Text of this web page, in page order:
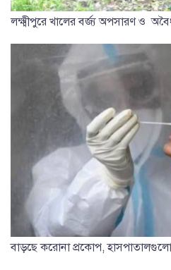
লক্ষ্মীপুরে খালের বর্জ্য অপসারণ ও
বাড়ছে করোনা প্রকোপ,